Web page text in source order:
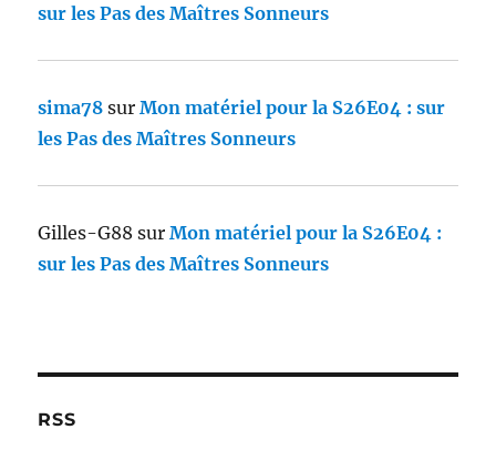
sur les Pas des Maîtres Sonneurs
sima78 surMon matériel pour la S26E04 : sur
les Pas des Maîtres Sonneurs
Gilles-G88 surMon matériel pour la S26E04 :
sur les Pas des Maîtres Sonneurs
RSS